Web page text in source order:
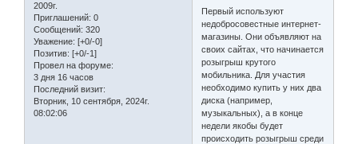
2009г.
Приглашений: 0
Сообщений: 320
Уважение: [+0/-0]
Позитив: [+0/-1]
Провел на форуме:
3 дня 16 часов
Последний визит:
Вторник, 10 сентября, 2024г.
08:02:06
Первый используют
недобросовестные интернет-
магазины. Они объявляют на
своих сайтах, что начинается
розыгрыш крутого
мобильника. Для участия
необходимо купить у них два
диска (например,
музыкальных), а в конце
недели якобы будет
происходить розыгрыш среди